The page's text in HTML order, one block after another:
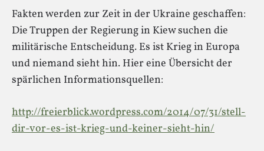
Fakten werden zur Zeit in der Ukraine geschaffen:
Die Truppen der Regierung in Kiew suchen die
militärische Entscheidung. Es ist Krieg in Europa
und niemand sieht hin. Hier eine Übersicht der
spärlichen Informationsquellen:
http://freierblick.wordpress.com/2014/07/31/stell-
dir-vor-es-ist-krieg-und-keiner-sieht-hin/